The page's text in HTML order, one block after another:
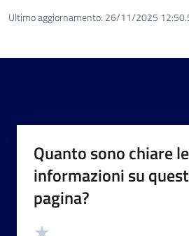
Ultimo aggiornamento: 26/11/2025
Quanto sono chiare le
informazioni su
pagina?
Valutazione